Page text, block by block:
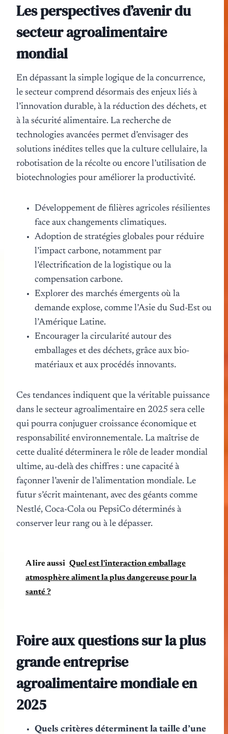
Les perspectives d’avenir du
secteur agroalimentaire
mondial
En dépassant la simple logique de la concurrence,
le secteur comprend désormais des enjeux liés à
l’innovation durable, à la réduction des déchets, et
à la sécurité alimentaire. La recherche de
technologies avancées permet d’envisager des
solutions inédites telles que la culture cellulaire, la
robotisation de la récolte ou encore l’utilisation de
biotechnologies pour améliorer la productivité.
Développement de filières agricoles résilientes
face aux changements climatiques.
Adoption de stratégies globales pour réduire
l’impact carbone, notamment par
l’électrification de la logistique ou la
compensation carbone.
Explorer des marchés émergents où la
demande explose, comme l’Asie du Sud-Est ou
l’Amérique Latine.
Encourager la circularité autour des
emballages et des déchets, grâce aux bio-
matériaux et aux procédés innovants.
Ces tendances indiquent que la véritable puissance
dans le secteur agroalimentaire en 2025 sera celle
qui pourra conjuguer croissance économique et
responsabilité environnementale. La maîtrise de
cette dualité déterminera le rôle de leader mondial
ultime, au-delà des chiffres : une capacité à
façonner l’avenir de l’alimentation mondiale. Le
futur s’écrit maintenant, avec des géants comme
Nestlé, Coca-Cola ou PepsiCo déterminés à
conserver leur rang ou à le dépasser.
A lire aussi Quel est l'interaction emballage
atmosphère aliment la plus dangereuse pour la
santé ?
Foire aux questions sur la plus
grande entreprise
agroalimentaire mondiale en
2025
Quels critères déterminent la taille d’une